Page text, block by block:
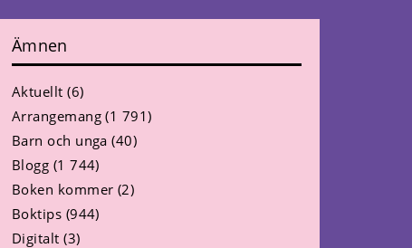
Ämnen
Aktuellt (6)
Arrangemang(1 791)
Barn och unga (40)
Blogg (1 744)
Boken kommer (2)
Boktips (944)
Digitalt (3)